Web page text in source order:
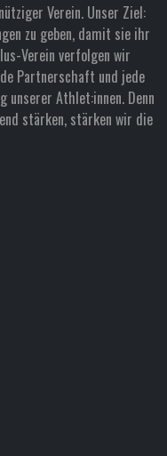
Verein. Unser Ziel:
zu geben, damit sie ihr
Verein verfolgen wir
Partnerschaft und jede
Athlet:innen. Denn
stärken, stärken wir die